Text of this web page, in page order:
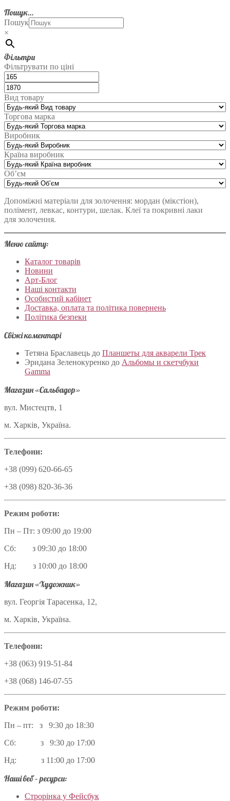
Пошук…
Пошук
×
Фільтри
Фільтрувати по ціні
Вид товару
Торгова марка
Виробник
Країна виробник
Об’єм
Допоміжні матеріали для золочення: мордан (мікстіон),
полімент, левкас, контури, шелак. Клеї та покривні лаки
для золочення.
Меню сайту:
Каталог товарів
Новини
Арт-Блог
Наші контакти
Особистий кабінет
Доставка, оплата та політика повернень
Політика безпеки
Свіжі коментарі
Тетяна Браславець до Планшеты для акварели Трек
Эридана Зеленокуренко до Альбомы и скетчбуки
Gamma
Магазин «Сальвадор»
вул. Мистецтв, 1
м. Харків, Україна.
Телефони:
+38 (099) 620-66-65
+38 (098) 820-36-36
Режим роботи:
Пн – Пт: з 09:00 до 19:00
Сб: з 09:30 до 18:00
Нд: з 10:00 до 18:00
Магазин «Художник»
вул. Георгія Тарасенка, 12,
м. Харків, Україна.
Телефони:
+38 (063) 919-51-84
+38 (068) 146-07-55
Режим роботи:
Пн – пт: з 9:30 до 18:30
Сб: з 9:30 до 17:00
Нд: з 11:00 до 17:00
Наші веб – ресурси:
Строрінка у Фейсбук